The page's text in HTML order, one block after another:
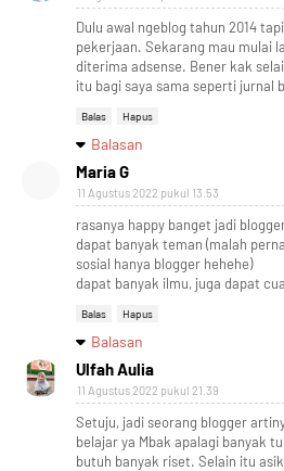
Dulu awal ngeblog tahun 2014
pekerjaan. Sekarang mau mulai
diterima adsense. Bener kak
itu bagi saya sama seperti jurnal
Balas Hapus
Balasan
Maria G
11 Agustus 2022 pukul 13.53
rasanya happy banget jadi
dapat banyak teman (malah
sosial hanya blogger hehehe)
dapat banyak ilmu, juga dapat
Balas Hapus
Balasan
Ulfah Aulia
11 Agustus 2022 pukul 21.39
Setuju, jadi seorang blogger
belajar ya Mbak apalagi banyak
butuh banyak riset. Selain itu